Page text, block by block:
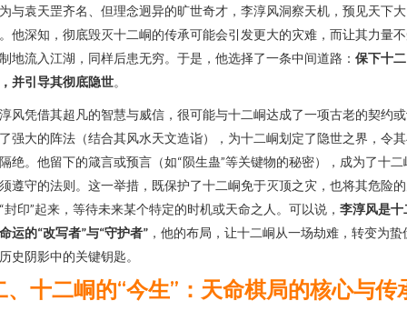
与袁天罡齐名、但理念迥异的旷世奇才，李淳风洞察天机，预见天下大
他深知，彻底毁灭十二峒的传承可能会引发更大的灾难，而让其力量
地流入江湖，同样后患无穷。于是，他选择了一条中间道路： 保下十二
并引导其彻底隐世。
风凭借其超凡的智慧与威信，很可能与十二峒达成了一项古老的契约
强大的阵法（结合其风水天文造诣），为十二峒划定了隐世之界，令
绝。他留下的箴言或预言（如“陨生蛊”等关键物的秘密），成为了十二
遵守的法则。这一举措，既保护了十二峒免于灭顶之灾，也将其危险
封印”起来，等待未来某个特定的时机或天命之人。可以说， 李淳风是十
运的“改写者”与“守护者” ，他的布局，让十二峒从一场劫难，转变为蛰
史阴影中的关键钥匙。
、十二峒的“今生”：天命棋局的核心与传